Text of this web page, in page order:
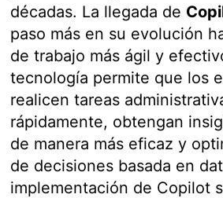
décadas. La llegada de
paso más en su evolución
de trabajo más ágil y
tecnología permite que los
realicen tareas
rápidamente, obtengan
de manera más eficaz y
de decisiones basada en
implementación de Copilot